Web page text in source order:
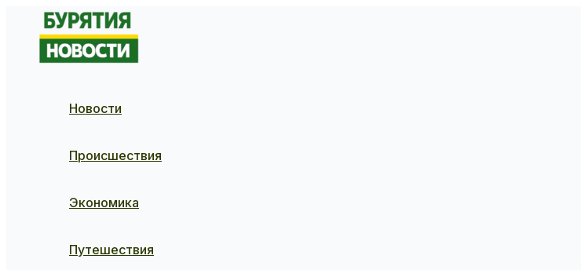
Перейти
содержимому
Новости
Происшествия
Экономика
Путешествия